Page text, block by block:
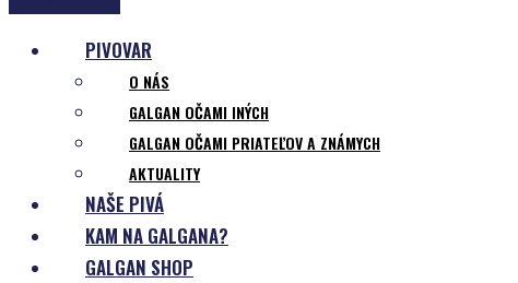
PIVOVAR
O NÁS
GALGAN OČAMI INÝCH
GALGAN OČAMI PRIATEĽOV A ZNÁMYCH
AKTUALITY
NAŠE PIVÁ
KAM NA GALGANA?
GALGAN SHOP